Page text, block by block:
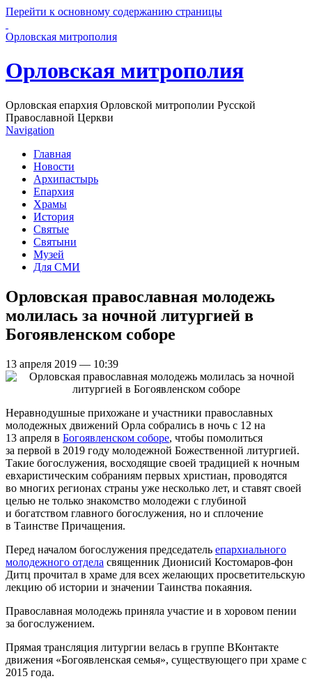
Перейти к основному содержанию страницы
Орловская митрополия
Орловская митрополия
Орловская епархия Орловской митрополии Русской
Православной Церкви
Navigation
Главная
Новости
Архипастырь
Епархия
Храмы
История
Святые
Святыни
Музей
Для СМИ
Орловская православная молодежь
молилась за ночной литургией в
Богоявленском соборе
13 апреля 2019 — 10:39
Неравнодушные прихожане и участники православных
молодежных движений Орла собрались в ночь с 12 на
13 апреля в Богоявленском соборе, чтобы помолиться
за первой в 2019 году молодежной Божественной литургией.
Такие богослужения, восходящие своей традицией к ночным
евхаристическим собраниям первых христиан, проводятся
во многих регионах страны уже несколько лет, и ставят своей
целью не только знакомство молодежи с глубиной
и богатством главного богослужения, но и сплочение
в Таинстве Причащения.
Перед началом богослужения председатель епархиального
молодежного отдела священник Дионисий Костомаров-фон
Дитц прочитал в храме для всех желающих просветительскую
лекцию об истории и значении Таинства покаяния.
Православная молодежь приняла участие и в хоровом пении
за богослужением.
Прямая трансляция литургии велась в группе ВКонтакте
движения «Богоявленская семья», существующего при храме с
2015 года.